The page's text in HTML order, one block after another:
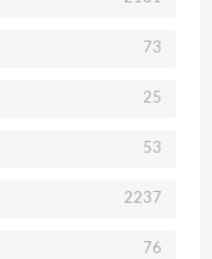
73
25
53
2237
76